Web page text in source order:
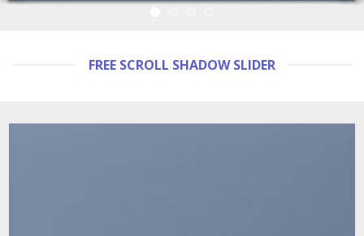
FREE SCROLL SHADOW SLIDER